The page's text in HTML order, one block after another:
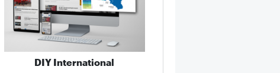
DIY International